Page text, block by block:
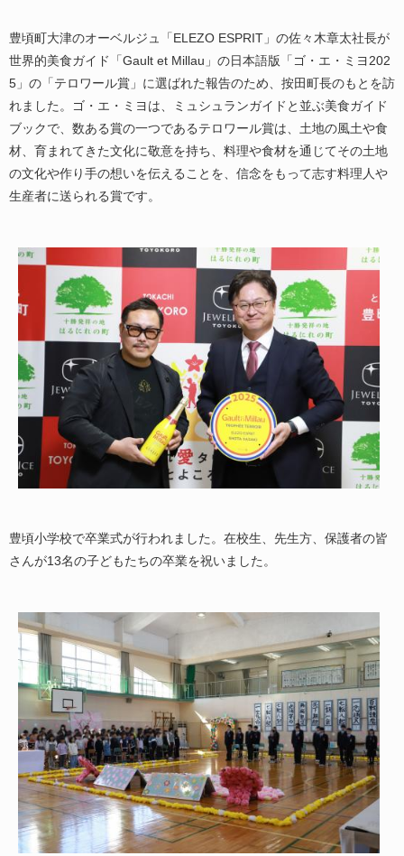
豊頃町大津のオーベルジュ「ELEZO ESPRIT」の佐々木章太社長が
世界的美食ガイド「Gault et Millau」の日本語版「ゴ・エ・ミヨ202
5」の「テロワール賞」に選ばれた報告のため、按田町長のもとを訪
れました。ゴ・エ・ミヨは、ミュシュランガイドと並ぶ美食ガイド
ブックで、数ある賞の一つであるテロワール賞は、土地の風土や食
材、育まれてきた文化に敬意を持ち、料理や食材を通じてその土地
の文化や作り手の想いを伝えることを、信念をもって志す料理人や
生産者に送られる賞です。
豊頃小学校で卒業式が行われました。在校生、先生方、保護者の皆
さんが13名の子どもたちの卒業を祝いました。